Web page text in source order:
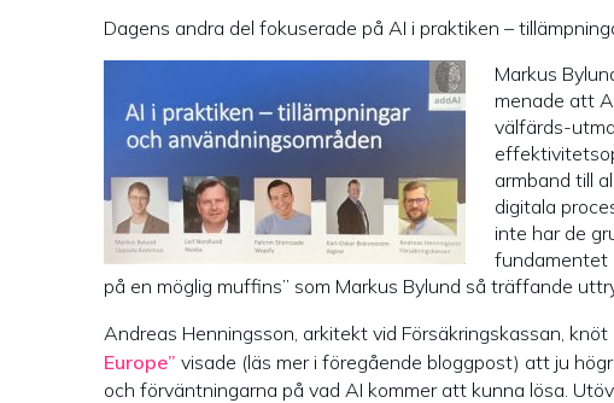
Dagens andra del fokuserade på AI i praktiken –
Markus
menade att
välfärds-
armband till
digitala
inte har de
fundamentet
på en möglig muffins” som Markus Bylund så träffande
Andreas Henningsson, arkitekt vid Försäkringskassan,
Europe” visade (läs mer i föregående bloggpost) att ju
och förväntningarna på vad AI kommer att kunna lösa.